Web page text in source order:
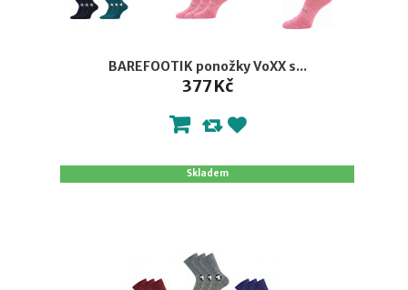
BAREFOOTIK ponožky VoXX s...
377 Kč
Skladem